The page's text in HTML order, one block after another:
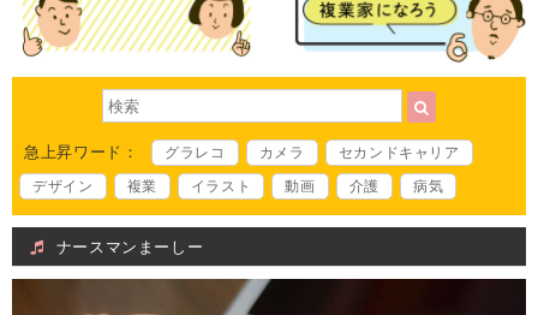
急上昇ワード： グラレコ カメラ
セカンドキャリア
デザイン
複業 イラスト 動画 介護 病気
ナースマンまーしー